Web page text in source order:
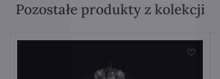
Pozostałe produkty z kolekcji